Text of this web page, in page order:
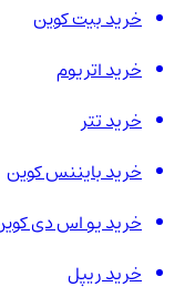
خرید بیت کوین
خرید اتریوم
خرید تتر
خرید بایننس کوین
خرید یو اس دی کوین
خرید ریپل